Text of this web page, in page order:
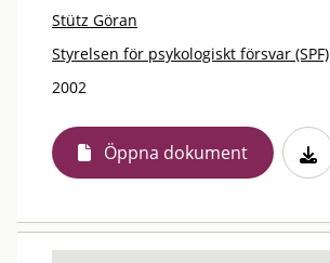
Stütz Göran
Styrelsen för psykologiskt försvar (SPF)
2002
Öppna dokument